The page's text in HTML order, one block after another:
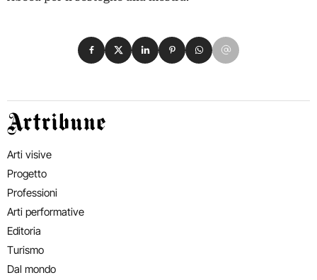
Condividi su Facebook
Condividi su X
Condividi su LinkedIn
Condividi su Pinterest
Condividi su WhatsApp
Condividi su Email
Artribune
Arti visive
Progetto
Professioni
Arti performative
Editoria
Turismo
Dal mondo